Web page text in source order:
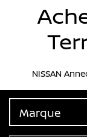
NISSAN
Marque